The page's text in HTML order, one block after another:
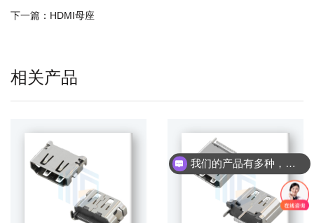
下一篇： HDMI母座
相关产品
我们的产品有多种，请问您具体想了解哪个产品呢？